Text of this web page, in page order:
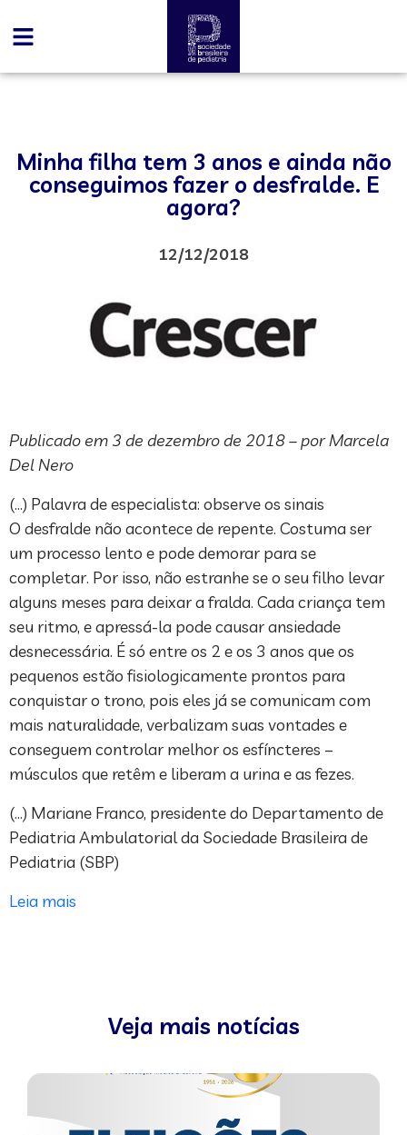
Minha filha tem 3 anos e ainda não
conseguimos fazer o desfralde. E
agora?
12/12/2018
Publicado em 3 de dezembro de 2018 – por Marcela
Del Nero
(…) Palavra de especialista: observe os sinais
O desfralde não acontece de repente. Costuma ser
um processo lento e pode demorar para se
completar. Por isso, não estranhe se o seu filho levar
alguns meses para deixar a fralda. Cada criança tem
seu ritmo, e apressá-la pode causar ansiedade
desnecessária. É só entre os 2 e os 3 anos que os
pequenos estão fisiologicamente prontos para
conquistar o trono, pois eles já se comunicam com
mais naturalidade, verbalizam suas vontades e
conseguem controlar melhor os esfíncteres –
músculos que retêm e liberam a urina e as fezes.
(…) Mariane Franco, presidente do Departamento de
Pediatria Ambulatorial da Sociedade Brasileira de
Pediatria (SBP)
Leia mais
Veja mais notícias